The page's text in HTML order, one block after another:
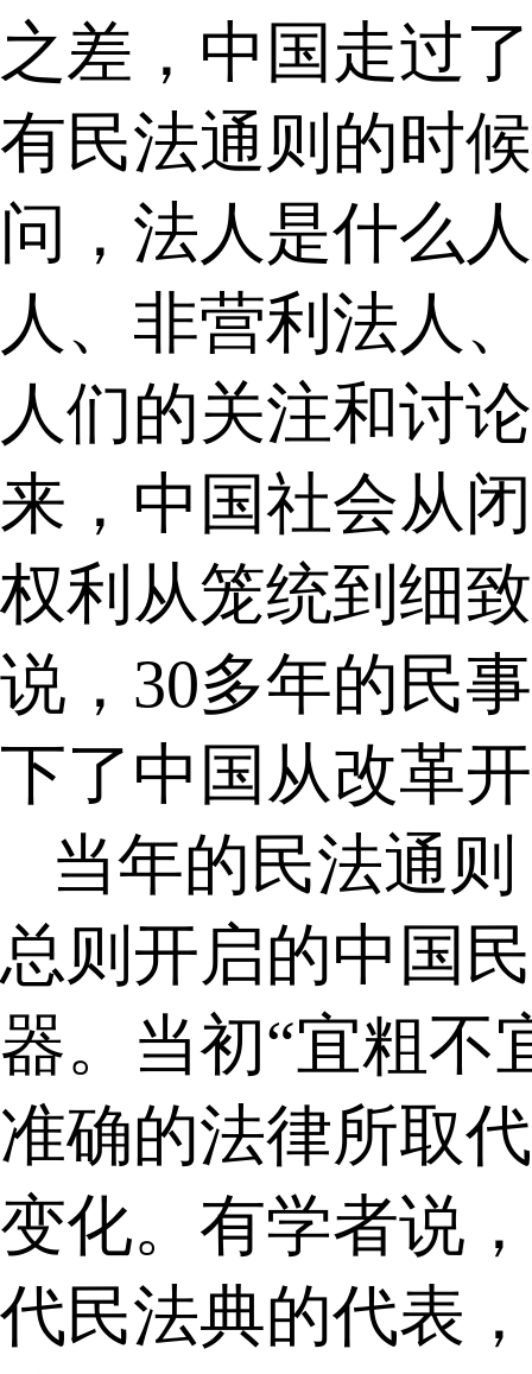
之差，中国走过了
有民法通则的时
问，法人是什么
人、非营利法人
人们的关注和讨
来，中国社会从
权利从笼统到细
说， 30多年的民
下了中国从改革
当年的民法通
总则开启的中国
器。当初“宜粗不
准确的法律所取
变化。有学者说，
代民法典的代表，